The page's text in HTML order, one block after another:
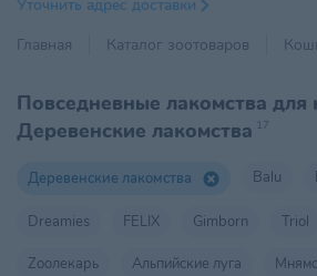
Уточнить адрес доставки
Главная
Каталог зоотоваров
Повседневные лакомства для
Деревенские лакомства 17
Деревенские лакомства Balu
Dreamies FELIX Gimborn Triol
Zooлекарь Альпийские луга Мнямс